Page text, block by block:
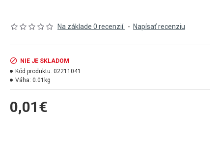
Na základe 0 recenzií. - Napísať recenziu
0,01€
NIE JE SKLADOM
Kód produktu: 02211041
Váha: 0.01kg